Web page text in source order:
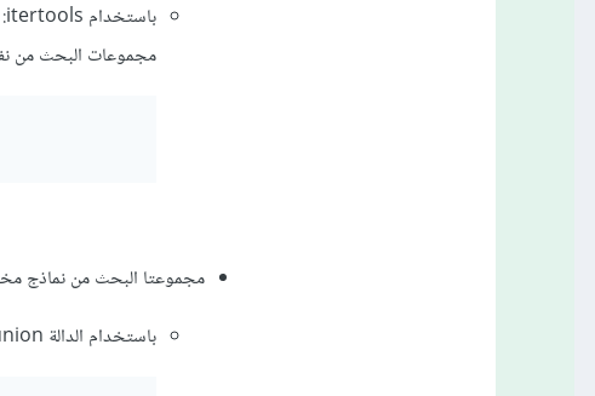
مجموعات البحث من
مجموعتا البحث من نماذج
باستخدام الدالة union: تقوم هذه الدالة باستخدام UNION الخاص ب SQL لدمج مجموعتين أو أكثر :